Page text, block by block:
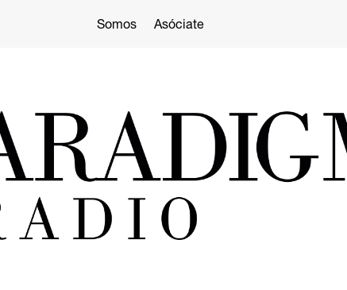
Somos Asóciate